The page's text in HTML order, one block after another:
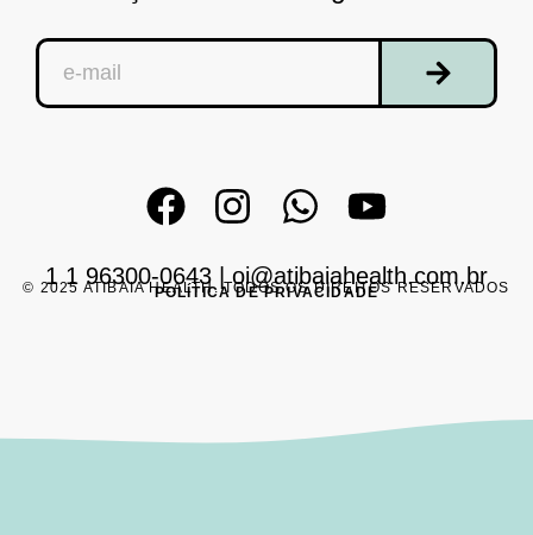
1 1 96300-0643 |oi@atibaiahealth.com.br
© 2025 ATIBAIA HEALTH. TODOS OS DIREITOS RESERVADOS
POLÍTICA DE PRIVACIDADE